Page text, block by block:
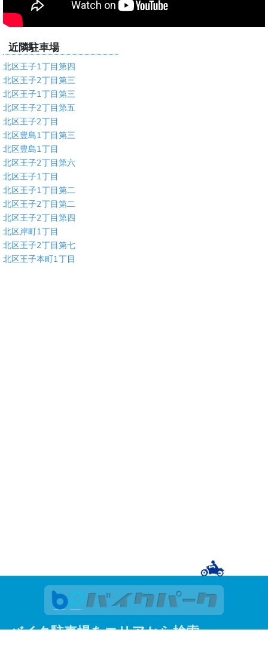
近隣駐車場
北区王子1丁目第四
北区王子2丁目第三
北区王子1丁目第三
北区王子2丁目第五
北区王子2丁目
北区豊島1丁目第三
北区豊島1丁目
北区王子2丁目第六
北区王子1丁目
北区王子1丁目第二
北区王子2丁目第二
北区王子2丁目第四
北区岸町1丁目
北区王子2丁目第七
北区王子本町1丁目
バイク駐車場をエリアから検索